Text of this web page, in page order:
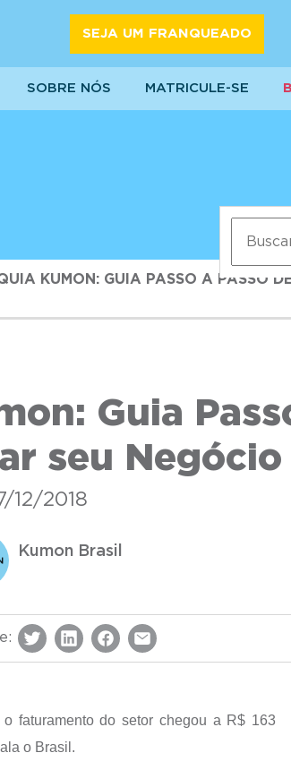
SEJA UM FRANQUEADO
SOBRE NÓS MATRICULE-SE
KUMON: GUIA PASSO A PASSO
Guia
seu Negócio
12/2018
Kumon Brasil
faturamento do setor chegou a R$ 163
o Brasil.